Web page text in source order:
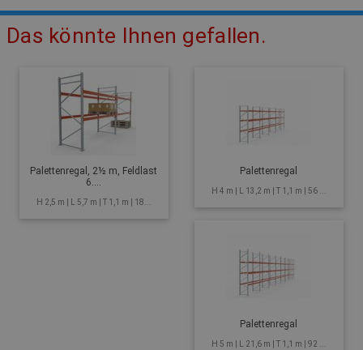
Das könnte Ihnen gefallen.
Palettenregal, 2½ m, Feldlast
6....
H 2,5 m | L 5,7 m | T 1,1 m | 18...
Palettenregal
H 4 m | L 13,2 m | T 1,1 m | 56 ...
Palettenregal
H 5 m | L 21,6 m | T 1,1 m | 92 ...